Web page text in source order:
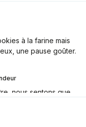
nous sentons que
à la farine mais
une pause goûter.